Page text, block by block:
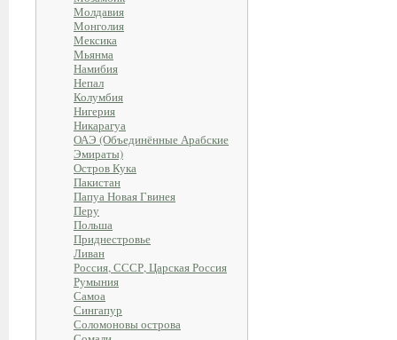
Молдавия
Монголия
Мексика
Мьянма
Намибия
Непал
Колумбия
Нигерия
Никарагуа
ОАЭ (Объединённые Арабские
Эмираты)
Остров Кука
Пакистан
Папуа Новая Гвинея
Перу
Польша
Приднестровье
Ливан
Россия, СССР, Царская Россия
Румыния
Самоа
Сингапур
Соломоновы острова